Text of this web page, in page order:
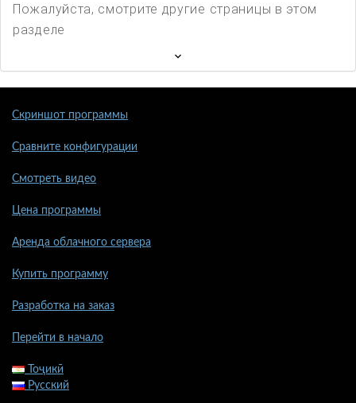
Пожалуйста, смотрите другие страницы в этом
разделе
Скриншот программы
Сравните конфигурации
Смотреть видео
Цена программы
Аренда облачного сервера
Купить программу
Разработка на заказ
Перейти в начало
Тоҷикӣ
Русский